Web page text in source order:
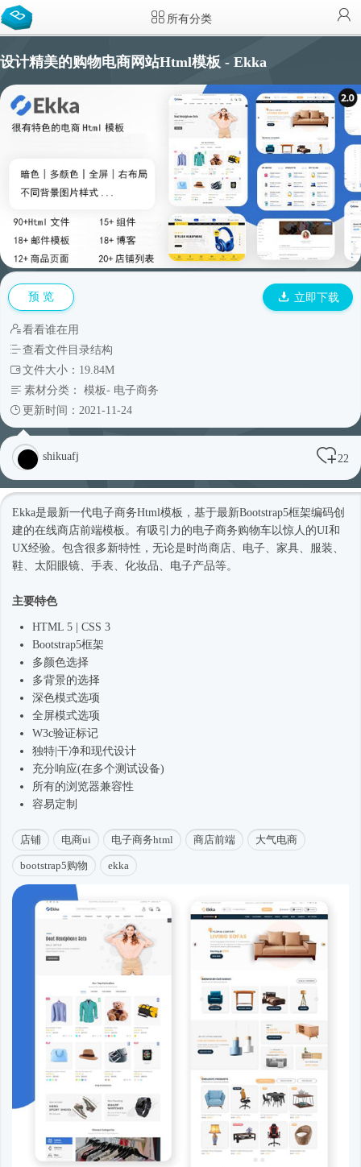
所有分类
设计精美的购物电商网站Html模板 - Ekka
预 览 立即下载
看看谁在用
查看文件目录结构
文件大小：19.84M
素材分类： 模板- 电子商务
更新时间：2021-11-24
shikuafj 22
Ekka是最新一代电子商务Html模板 ，基于最新Bootstrap5框架编码创
建的在线商店前端模板。有吸引力的电子商务购物车以惊人的UI和
UX经验。包含很多新特性，无论是 时尚商店、电子、家具、服装、
鞋、太阳眼镜、手表、化妆品、电子产品等。
主要特色
HTML 5 | CSS 3
Bootstrap5框架
多颜色选择
多背景的选择
深色模式选项
全屏模式选项
W3c验证标记
独特|干净和现代设计
充分响应(在多个测试设备)
所有的浏览器兼容性
容易定制
店铺 电商ui 电子商务html 商店前端 大气电商
bootstrap5购物 ekka